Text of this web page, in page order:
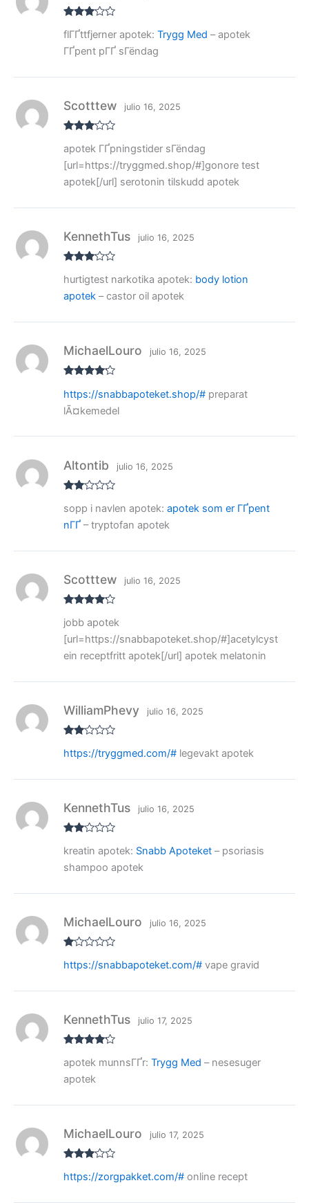
do con
3de 5
flГҐttfjerner apotek: Trygg Med – apotek
ГҐpent pГҐ sГёndag
do con
3
de 5
Scotttew julio 16, 2025
apotek ГҐpningstider sГёndag
[url=https://tryggmed.shop/#]gonore test
apotek[/url] serotonin tilskudd apotek
do con
de 5
KennethTus julio 16, 2025
hurtigtest narkotika apotek: body lotion
apotek– castor oil apotek
con4de
5
MichaelLouro julio 16, 2025
https://snabbapoteket.shop/#preparat
lÃ¤kemedel
rado
con
2de
Altontib julio 16, 2025
sopp i navlen apotek: apotek som er ГҐpent
nГҐ– tryptofan apotek
con4de
5
Scotttew julio 16, 2025
jobb apotek
[url=https://snabbapoteket.shop/#]acetylcyst
ein receptfritt apotek[/url] apotek melatonin
rado
5
WilliamPhevy julio 16, 2025
https://tryggmed.com/#legevakt apotek
rado
con
2de
KennethTus julio 16, 2025
kreatin apotek: Snabb Apoteket– psoriasis
shampoo apotek
al
n
1
de
5
MichaelLouro julio 16, 2025
https://snabbapoteket.com/#vape gravid
con4de
KennethTus julio 17, 2025
apotek munnsГҐr: Trygg Med – nesesuger
apotek
do con
MichaelLouro julio 17, 2025
https://zorgpakket.com/#online recept